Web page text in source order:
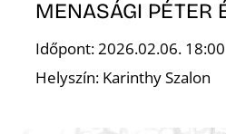
MENASÁGI PÉTER
Időpont: 2026.02.06. 18:00
Helyszín: Karinthy Szalon